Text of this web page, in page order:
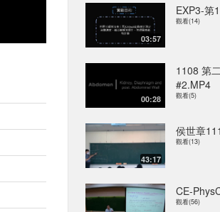
03:57
EXP3-第
觀看(14)
00:28
1108 第
#2.MP4
觀看(5)
43:17
侯世章
觀看(13)
CE-
觀看(56)